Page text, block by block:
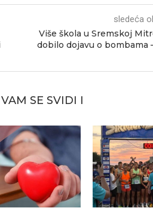
sledeća
Više škola u Sremskoj
dobilo dojavu o bombama
SE SVIDI I